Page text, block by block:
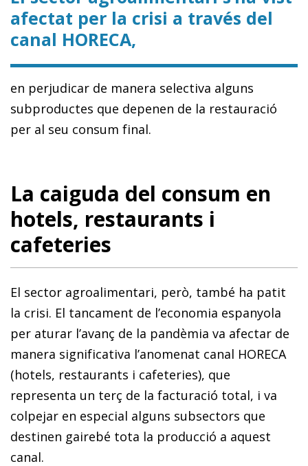
afectat per la crisi a través del
canal HORECA,
en perjudicar de manera selectiva alguns
subproductes que depenen de la restauració
per al seu consum final.
La caiguda del consum en
hotels, restaurants i
cafeteries
El sector agroalimentari, però, també ha patit
la crisi. El tancament de l’economia espanyola
per aturar l’avanç de la pandèmia va afectar de
manera significativa l’anomenat canal HORECA
(hotels, restaurants i cafeteries), que
representa un terç de la facturació total, i va
colpejar en especial alguns subsectors que
destinen gairebé tota la producció a aquest
canal.